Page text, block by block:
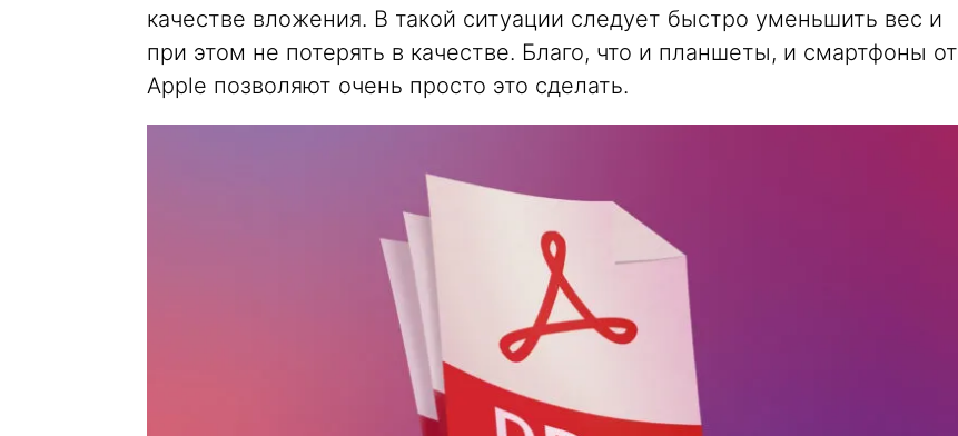
качестве вложения. В такой ситуации следует быстро уменьшить вес и
при этом не потерять в качестве. Благо, что и планшеты, и смартфоны от
Apple позволяют очень просто это сделать.